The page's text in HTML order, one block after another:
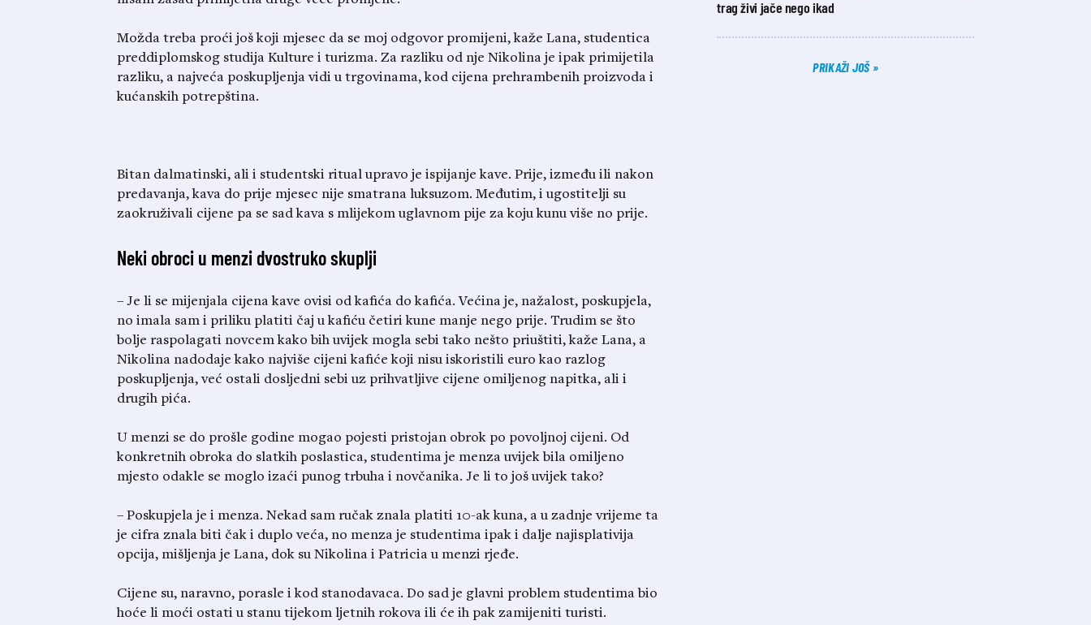
Možda treba proći još koji mjesec da se moj odgovor promijeni, kaže Lana, studentica
preddiplomskog studija Kulture i turizma. Za razliku od nje Nikolina je ipak primijetila
razliku, a najveća poskupljenja vidi u trgovinama, kod cijena prehrambenih proizvoda i
kućanskih potrepština.
Bitan dalmatinski, ali i studentski ritual upravo je ispijanje kave. Prije, između ili nakon
predavanja, kava do prije mjesec nije smatrana luksuzom. Međutim, i ugostitelji su
zaokruživali cijene pa se sad kava s mlijekom uglavnom pije za koju kunu više no prije.
Neki obroci u menzi dvostruko skuplji
– Je li se mijenjala cijena kave ovisi od kafića do kafića. Većina je, nažalost, poskupjela,
no imala sam i priliku platiti čaj u kafiću četiri kune manje nego prije. Trudim se što
bolje raspolagati novcem kako bih uvijek mogla sebi tako nešto priuštiti, kaže Lana, a
Nikolina nadodaje kako najviše cijeni kafiće koji nisu iskoristili euro kao razlog
poskupljenja, već ostali dosljedni sebi uz prihvatljive cijene omiljenog napitka, ali i
drugih pića.
U menzi se do prošle godine mogao pojesti pristojan obrok po povoljnoj cijeni. Od
konkretnih obroka do slatkih poslastica, studentima je menza uvijek bila omiljeno
mjesto odakle se moglo izaći punog trbuha i novčanika. Je li to još uvijek tako?
– Poskupjela je i menza. Nekad sam ručak znala platiti 10-ak kuna, a u zadnje vrijeme ta
je cifra znala biti čak i duplo veća, no menza je studentima ipak i dalje najisplativija
opcija, mišljenja je Lana, dok su Nikolina i Patricia u menzi rjeđe.
Cijene su, naravno, porasle i kod stanodavaca. Do sad je glavni problem studentima bio
hoće li moći ostati u stanu tijekom ljetnih rokova ili će ih pak zamijeniti turisti.
trag živi jače nego ikad
PRIKAŽI JOŠ